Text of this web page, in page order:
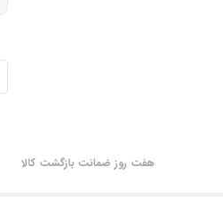
هفت روز ضمانت بازگشت کالا